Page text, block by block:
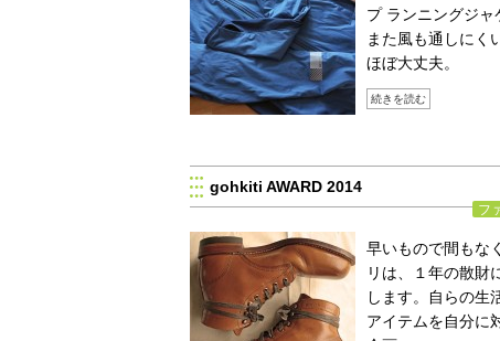
プ ランニングジャ
また風も通しにく
ほぼ大丈夫。
続きを読む
gohkiti AWARD 2014
フ
早いもので間もな
リは、１年の散財
します。自らの生
アイテムを自分に